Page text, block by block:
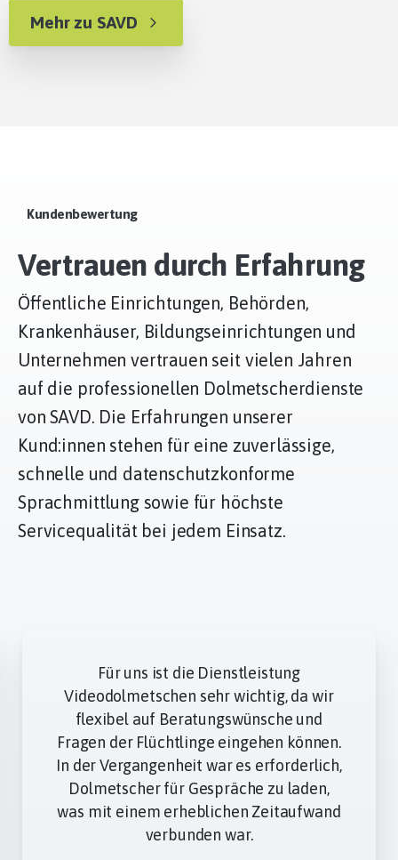
Mehr zu SAVD
Kundenbewertung
Vertrauen durch Erfahrung
Öffentliche Einrichtungen, Behörden,
Krankenhäuser, Bildungseinrichtungen und
Unternehmen vertrauen seit vielen Jahren
auf die professionellen Dolmetscherdienste
von SAVD. Die Erfahrungen unserer
Kund:innen stehen für eine zuverlässige,
schnelle und datenschutzkonforme
Sprachmittlung sowie für höchste
Servicequalität bei jedem Einsatz.
Für uns ist die Dienstleistung
Videodolmetschen sehr wichtig, da wir
flexibel auf Beratungswünsche und
Fragen der Flüchtlinge eingehen können.
In der Vergangenheit war es erforderlich,
Dolmetscher für Gespräche zu laden,
was mit einem erheblichen Zeitaufwand
verbunden war.